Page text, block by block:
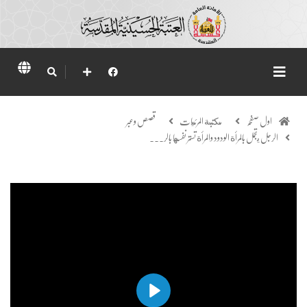
اول صفحہ مكتبة المرئيات قصص وعبر
الرجل يتجمل بالمرأة الودود والمرأة تستر نفسها بالر...